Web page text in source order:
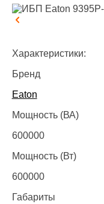
Характеристики:
Бренд
Eaton
Мощность (ВА)
600000
Мощность (Вт)
600000
Габариты